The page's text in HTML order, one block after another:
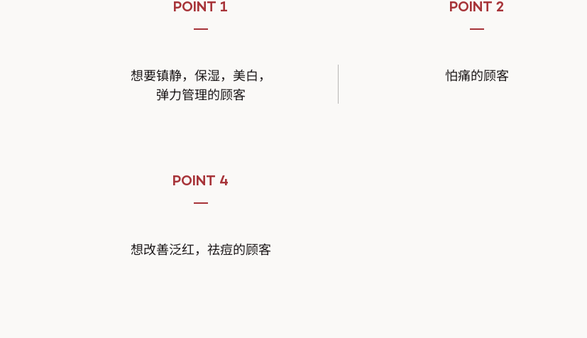
POINT 1
想要镇静，保湿，美白，
弹力管理的顾客
POINT 2
怕痛的顾客
POINT 4
想改善泛红，祛痘的顾客